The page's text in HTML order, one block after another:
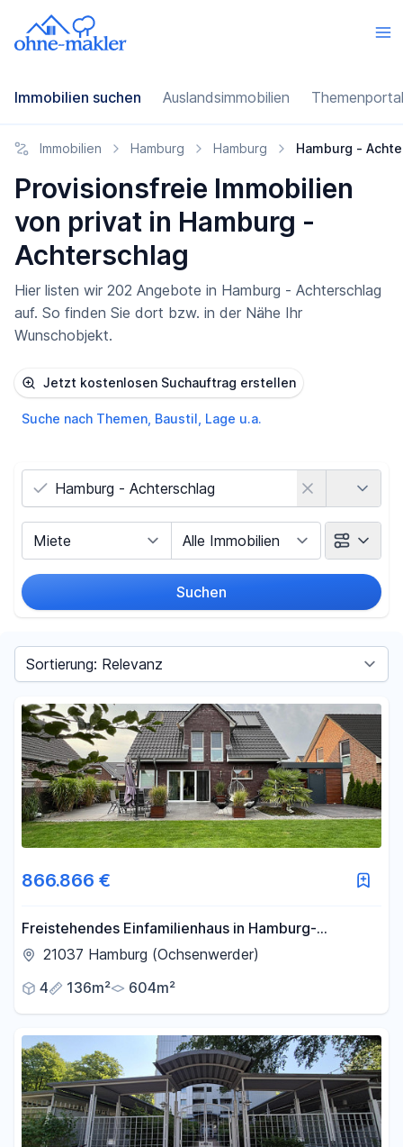
Immobilien suchen Auslandsimmobilien
Immobilien Hamburg Hamburg Hamburg -
Provisionsfreie Immobilien
von privat in Hamburg -
Achterschlag
Hier listen wir 202 Angebote in Hamburg - Achterschlag
auf. So finden Sie dort bzw. in der Nähe Ihr
Wunschobjekt.
Jetzt kostenlosen Suchauftrag erstellen
Suche nach Themen, Baustil, Lage u.a.
Suchen
- €
Filter für Preis zurücksetzen
Sortieren nach
866.866 €
Freistehendes Einfamilienhaus in Hamburg-
Ochsenwerder (Bezirk Bergedorf)
21037 Hamburg (Ochsenwerder)
4
136m² 604m²